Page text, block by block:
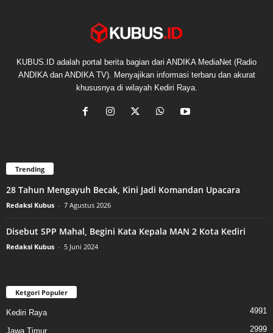
KUBUS.ID adalah portal berita bagian dari ANDIKA MediaNet (Radio
ANDIKA dan ANDIKA TV). Menyajikan informasi terbaru dan akurat
khususnya di wilayah Kediri Raya.
Trending
28 Tahun Mengayuh Becak, Kini Jadi Komandan Upacara
Redaksi Kubus - 7 Agustus 2026
Disebut SPP Mahal, Begini Kata Kepala MAN 2 Kota Kediri
Redaksi Kubus - 5 Juni 2024
Ketgori Populer
Kediri Raya 4991
Jawa Timur 2999